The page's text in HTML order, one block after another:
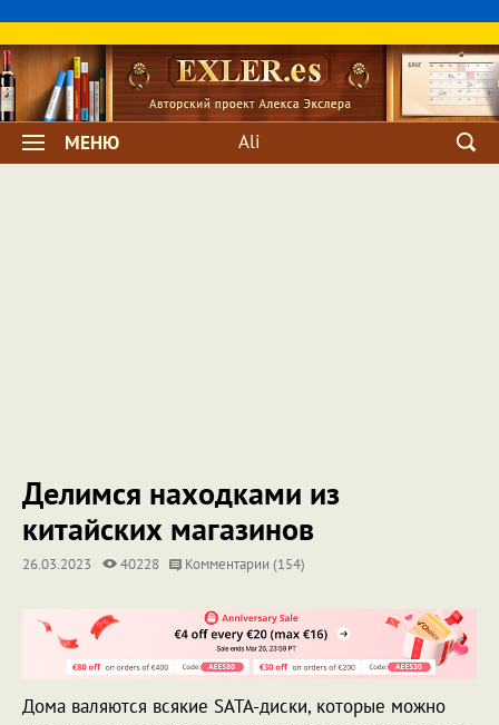
МЕНЮ Ali
Делимся находками из
китайских магазинов
26.03.2023 40228 Комментарии (154)
Дома валяются всякие SATA-диски, которые можно